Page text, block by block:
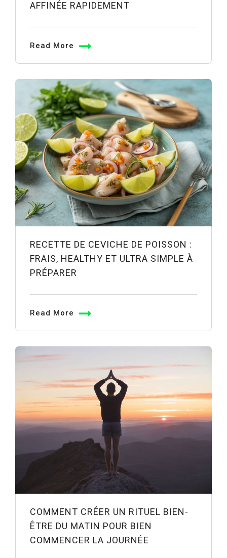
AFFINÉE RAPIDEMENT
Read More
RECETTE DE CEVICHE DE POISSON :
FRAIS, HEALTHY ET ULTRA SIMPLE À
PRÉPARER
Read More
COMMENT CRÉER UN RITUEL BIEN-
ÊTRE DU MATIN POUR BIEN
COMMENCER LA JOURNÉE